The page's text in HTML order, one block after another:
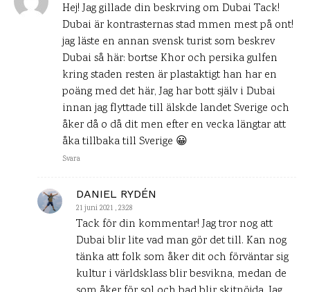
Hej! Jag gillade din beskrving om Dubai Tack!
Dubai är kontrasternas stad mmen mest på ont!
jag läste en annan svensk turist som beskrev
Dubai så här: bortse Khor och persika gulfen
kring staden resten är plastaktigt han har en
poäng med det här, Jag har bott själv i Dubai
innan jag flyttade till älskde landet Sverige och
åker då o då dit men efter en vecka längtar att
åka tillbaka till Sverige 😀
Svara
DANIEL RYDÉN
21 juni 2021 , 23:28
Tack för din kommentar! Jag tror nog att
Dubai blir lite vad man gör det till. Kan nog
tänka att folk som åker dit och förväntar sig
kultur i världsklass blir besvikna, medan de